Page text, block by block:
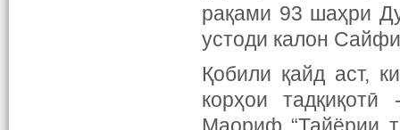
рақами 93 шаҳри
устоди калон
Қобили қайд аст,
корҳои